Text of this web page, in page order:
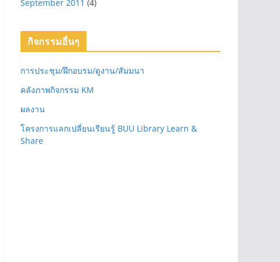
September 2011 (4)
กิจกรรมอื่นๆ
การประชุม/ฝึกอบรม/ดูงาน/สัมมนา
คลังภาพกิจกรรม KM
ผลงาน
โครงการแลกเปลี่ยนเรียนรู้ BUU Library Learn &
Share